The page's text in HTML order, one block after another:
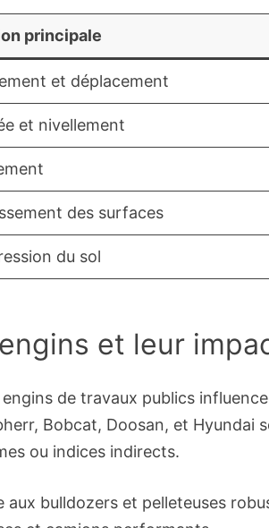
principale
et déplacement
et nivellement
des surfaces
du sol
et leur
de travaux publics
Bobcat, Doosan, et
ou indices indirects.
aux bulldozers et pelleteuses